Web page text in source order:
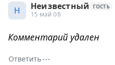
Н Неизвестный ГОСТЬ
15 май 08
Комментарий удален
Ответить⋯